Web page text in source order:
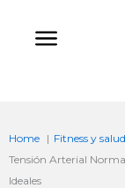
Home
Fitness y salud
Tensión Arterial
Ideales